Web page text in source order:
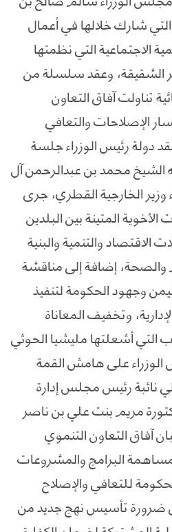
شارك خلالها في أعمال
الاجتماعية التي نظمتها
الشقيقة، وعقد سلسلة من
تناولت آفاق التعاون
الإصلاحات والتعافي
دولة رئيس الوزراء جلسة
محمد بن عبدالرحمن آل
الخارجية القطري، جرى
المتينة بين البلدين
والتنمية والبنية
والصحة، إضافة إلى مناقشة
وجهود الحكومة لتنفيذ
وتخفيف المعاناة
التي أشعلتها مليشيا الحوثي
الوزراء على هامش القمة
نائبة رئيس مجلس إدارة
مريم بنت علي بن ناصر
آفاق التعاون التنموي
البرامج والمشروعات
للتعافي والإصلاح
تأسيس نهج جديد من